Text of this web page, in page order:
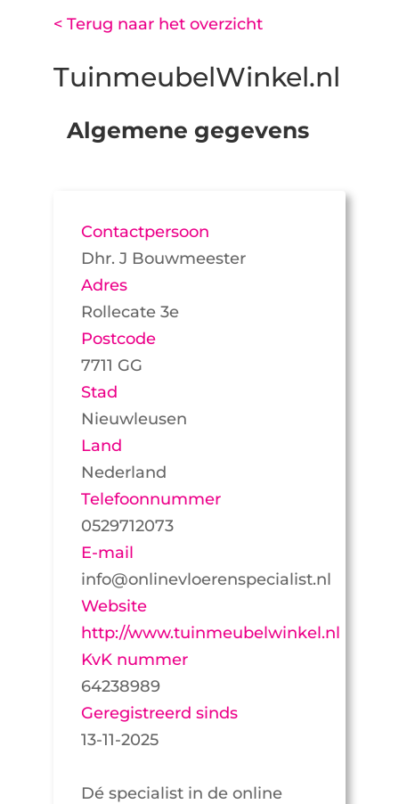
< Terug naar het overzicht
TuinmeubelWinkel.nl
Algemene gegevens
Contactpersoon
Dhr. J Bouwmeester
Adres
Rollecate 3e
Postcode
7711 GG
Stad
Nieuwleusen
Land
Nederland
Telefoonnummer
0529712073
E-mail
info@onlinevloerenspecialist.nl
Website
http://www.tuinmeubelwinkel.nl
KvK nummer
64238989
Geregistreerd sinds
13-11-2025
Dé specialist in de online